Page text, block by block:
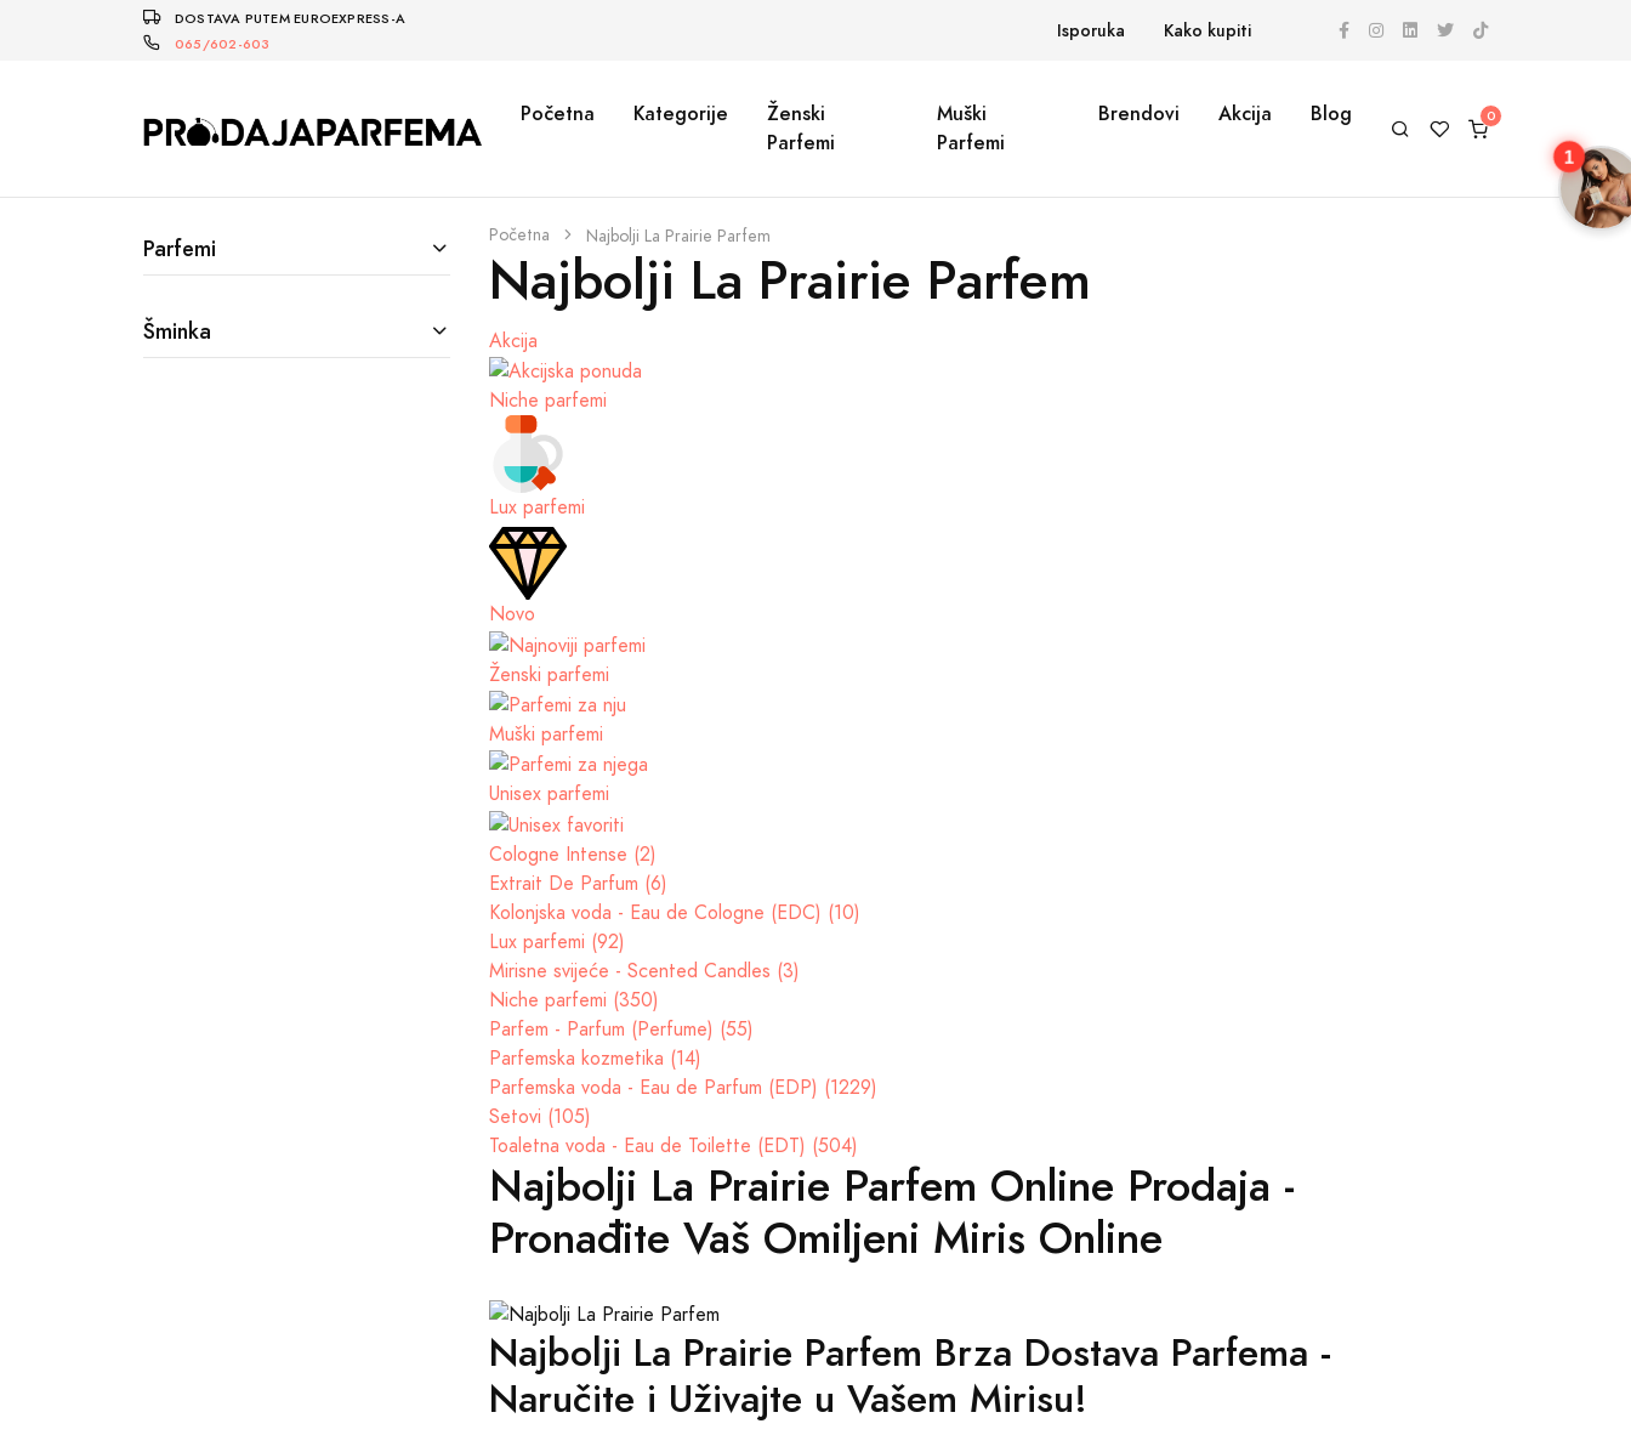
DOSTAVA PUTEM EUROEXPRESS-A
065/602-603
Isporuka Kako kupiti
Početna Kategorije
Ženski
Parfemi
Muški
Parfemi
Brendovi Akcija Blog
Parfemi
Šminka
Početna Najbolji La Prairie Parfem
Najbolji La Prairie Parfem
Akcija
Niche parfemi
Lux parfemi
Novo
Ženski parfemi
Muški parfemi
Unisex parfemi
Cologne Intense (2)
Extrait De Parfum (6)
Kolonjska voda - Eau de Cologne (EDC) (10)
Lux parfemi (92)
Mirisne svijeće - Scented Candles (3)
Niche parfemi (350)
Parfem - Parfum (Perfume) (55)
Parfemska kozmetika (14)
Parfemska voda - Eau de Parfum (EDP) (1229)
Setovi (105)
Toaletna voda - Eau de Toilette (EDT) (504)
Najbolji La Prairie Parfem Online Prodaja -
Pronađite Vaš Omiljeni Miris Online
Najbolji La Prairie Parfem Brza Dostava Parfema -
Naručite i Uživajte u Vašem Mirisu!
1